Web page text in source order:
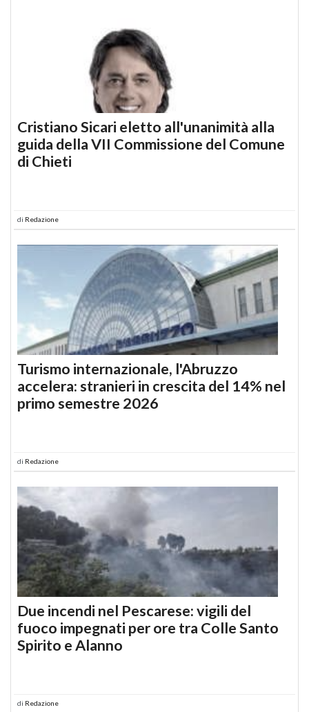
Cristiano Sicari eletto all'unanimità alla
guida della VII Commissione del Comune
di Chieti
di Redazione
Turismo internazionale, l'Abruzzo
accelera: stranieri in crescita del 14% nel
primo semestre 2026
di Redazione
Due incendi nel Pescarese: vigili del
fuoco impegnati per ore tra Colle Santo
Spirito e Alanno
di Redazione